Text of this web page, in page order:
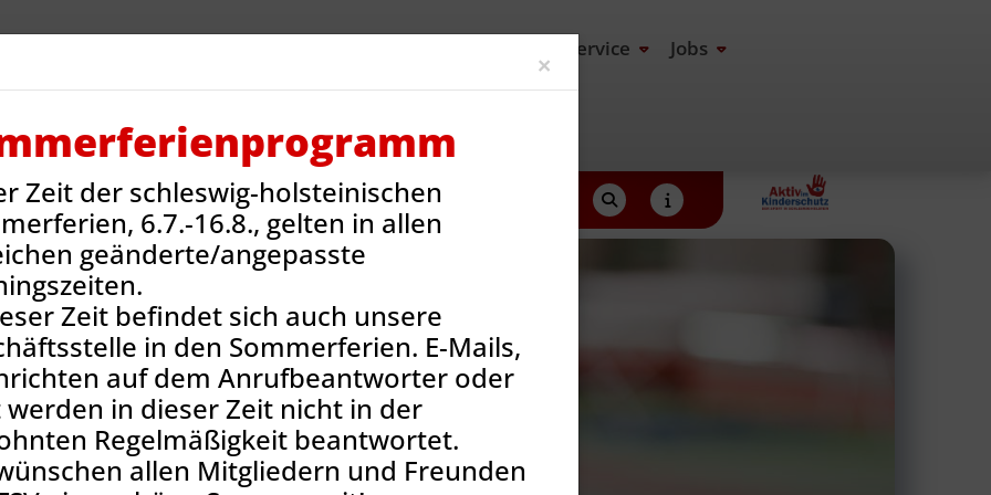
Service Jobs
Onlineshop
News
×
Zeit der schleswig-holsteinischen
6.7.-16.8., gelten in allen
geänderte/angepasste
Zeit befindet sich auch unsere
in den Sommerferien. E-Mails,
auf dem Anrufbeantworter oder
werden in dieser Zeit nicht in der
Regelmäßigkeit beantwortet.
allen Mitgliedern und Freunden